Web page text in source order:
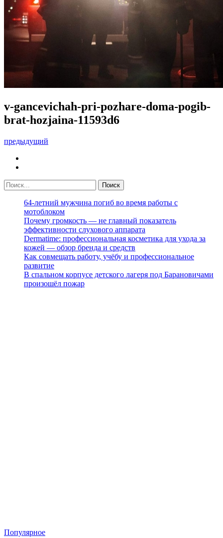
v-gancevichah-pri-pozhare-doma-pogib-
brat-hozjaina-11593d6
предыдущий
64-летний мужчина погиб во время работы с
мотоблоком
Почему громкость — не главный показатель
эффективности слухового аппарата
Dermatime: профессиональная косметика для ухода за
кожей — обзор бренда и средств
Как совмещать работу, учёбу и профессиональное
развитие
В спальном корпусе детского лагеря под Барановичами
произошёл пожар
Популярное